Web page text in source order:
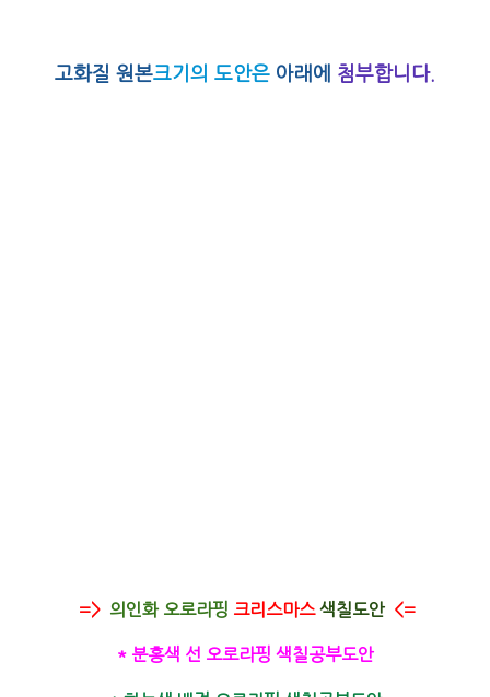
고화질 원본크기의 도안은 아래에 첨부합니다.
=> 의인화 오로라핑 크리스마스색칠도안 <=
* 분홍색 선 오로라핑 색칠공부도안